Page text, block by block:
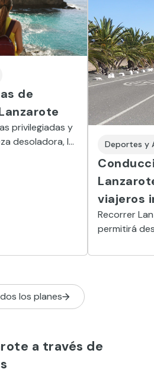
de
privilegiadas y
desoladora, la
Deportes y
viajeros
Recorrer
permitirá
visitantes.
los planes
a través de